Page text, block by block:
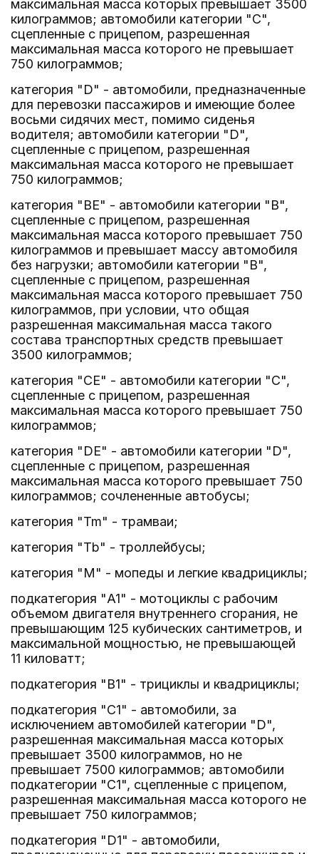
максимальная масса которых превышает 3500
килограммов; автомобили категории "C",
сцепленные с прицепом, разрешенная
максимальная масса которого не превышает
750 килограммов;
категория "D" - автомобили, предназначенные
для перевозки пассажиров и имеющие более
восьми сидячих мест, помимо сиденья
водителя; автомобили категории "D",
сцепленные с прицепом, разрешенная
максимальная масса которого не превышает
750 килограммов;
категория "BE" - автомобили категории "B",
сцепленные с прицепом, разрешенная
максимальная масса которого превышает 750
килограммов и превышает массу автомобиля
без нагрузки; автомобили категории "B",
сцепленные с прицепом, разрешенная
максимальная масса которого превышает 750
килограммов, при условии, что общая
разрешенная максимальная масса такого
состава транспортных средств превышает
3500 килограммов;
категория "CE" - автомобили категории "C",
сцепленные с прицепом, разрешенная
максимальная масса которого превышает 750
килограммов;
категория "DE" - автомобили категории "D",
сцепленные с прицепом, разрешенная
максимальная масса которого превышает 750
килограммов; сочлененные автобусы;
категория "Tm" - трамваи;
категория "Tb" - троллейбусы;
категория "M" - мопеды и легкие квадрициклы;
подкатегория "A1" - мотоциклы с рабочим
объемом двигателя внутреннего сгорания, не
превышающим 125 кубических сантиметров, и
максимальной мощностью, не превышающей
11 киловатт;
подкатегория "B1" - трициклы и квадрициклы;
подкатегория "C1" - автомобили, за
исключением автомобилей категории "D",
разрешенная максимальная масса которых
превышает 3500 килограммов, но не
превышает 7500 килограммов; автомобили
подкатегории "C1", сцепленные с прицепом,
разрешенная максимальная масса которого не
превышает 750 килограммов;
подкатегория "D1" - автомобили,